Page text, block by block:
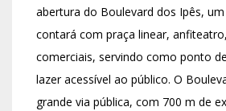
abertura do Boulevard dos Ipês,
contará com praça linear,
comerciais, servindo como ponto
lazer acessível ao público. O
grande via pública, com 700 m de